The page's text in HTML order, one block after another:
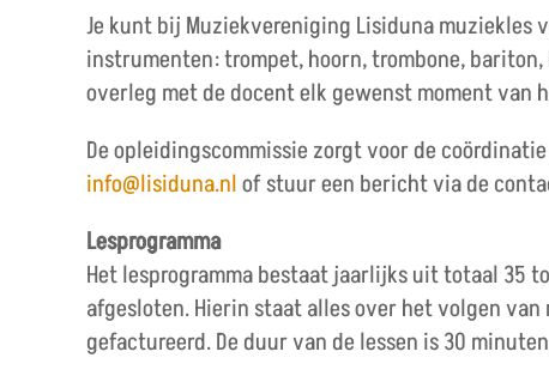
Je kunt bij Muziekvereniging Lisiduna muziekles
instrumenten: trompet, hoorn, trombone,
overleg met de docent elk gewenst moment
De opleidingscommissie zorgt voor de
info@lisiduna.nlof stuur een bericht via de
Lesprogramma
Het lesprogramma bestaat jaarlijks uit totaal 35
afgesloten. Hierin staat alles over het volgen
gefactureerd. De duur van de lessen is 30